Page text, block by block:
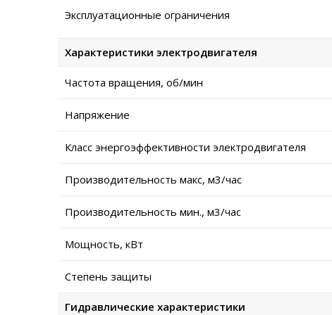
Эксплуатационные ограничения
Характеристики электродвигателя
Частота вращения, об/мин
Напряжение
Класс энергоэффективности электродвигателя
Производительность макс, м3/час
Производительность мин., м3/час
Мощность, кВт
Степень защиты
Гидравлические характеристики